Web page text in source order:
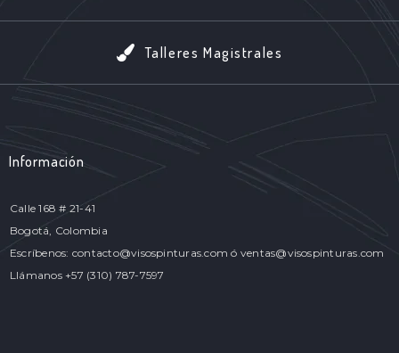
Talleres Magistrales
Información
Calle 168 # 21-41
Bogotá, Colombia
Escríbenos: contacto@visospinturas.com ó ventas@visospinturas.com
Llámanos +57 (310) 787-7597